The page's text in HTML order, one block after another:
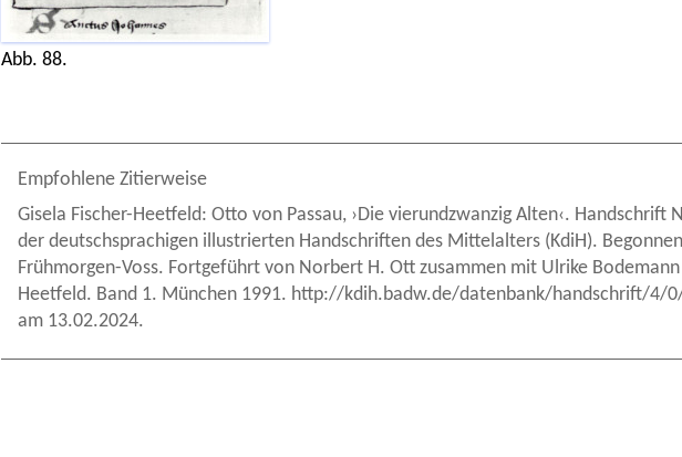
Abb. 88.
Empfohlene Zitierweise
Gisela Fischer-Heetfeld: Otto von Passau, ›Die vierundzwanzig Alten‹. Handschrift
der deutschsprachigen illustrierten Handschriften des Mittelalters (KdiH).
Frühmorgen-Voss. Fortgeführt von Norbert H. Ott zusammen mit Ulrike Bodemann
Heetfeld. Band 1. München 1991. http://kdih.badw.de/datenbank/handschrift/4/
am 13.02.2024.